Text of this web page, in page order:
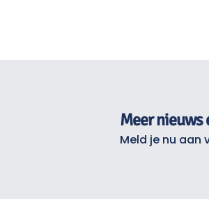
Meer nieuws
Meld je nu aan